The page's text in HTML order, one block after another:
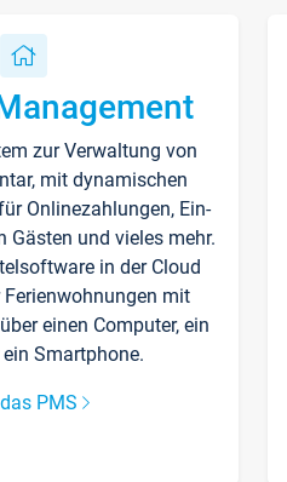
zur Verwaltung von
mit dynamischen
Onlinezahlungen, Ein-
Gästen und vieles mehr.
in der Cloud
mit
einen Computer, ein
Smartphone.
PMS